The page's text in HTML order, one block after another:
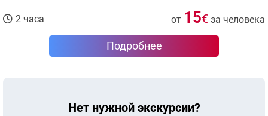
2 часа от 15€ за человека
Подробнее
Нет нужной экскурсии?